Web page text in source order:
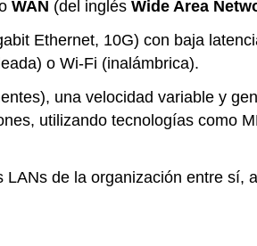
WAN (del inglés Wide Area
Ethernet, 10G) con baja
o Wi-Fi (inalámbrica).
una velocidad variable y
utilizando tecnologías como
LANs de la organización entre sí,